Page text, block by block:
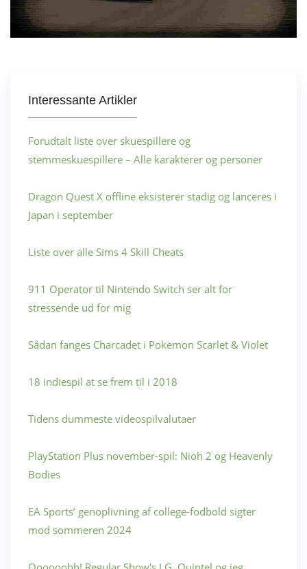
Interessante Artikler
Forudtalt liste over skuespillere og
stemmeskuespillere – Alle karakterer og personer
Dragon Quest X offline eksisterer stadig og lanceres i
Japan i september
Liste over alle Sims 4 Skill Cheats
911 Operator til Nintendo Switch ser alt for
stressende ud for mig
Sådan fanges Charcadet i Pokemon Scarlet & Violet
18 indiespil at se frem til i 2018
Tidens dummeste videospilvalutaer
PlayStation Plus november-spil: Nioh 2 og Heavenly
Bodies
EA Sports’ genoplivning af college-fodbold sigter
mod sommeren 2024